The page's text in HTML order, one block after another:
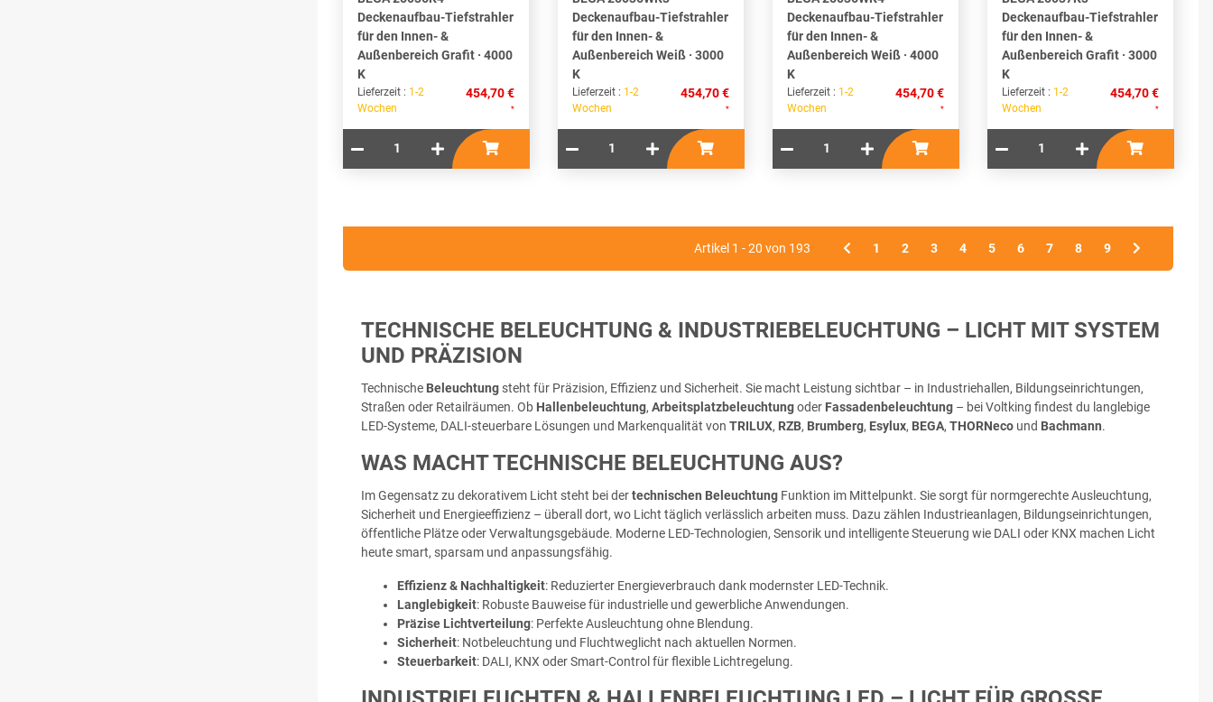
Deckenaufbau-Tiefstrahler
für den Innen- &
Außenbereich Grafit · 4000
K
Lieferzeit : 1-2
Wochen
454,70 €
*
Deckenaufbau-Tiefstrahler
für den Innen- &
Außenbereich Weiß · 3000
K
Lieferzeit : 1-2
Wochen
454,70 €
*
Deckenaufbau-Tiefstrahler
für den Innen- &
Außenbereich Weiß · 4000
K
Lieferzeit : 1-2
Wochen
454,70 €
*
Deckenaufbau-Tiefstrahler
für den Innen- &
Außenbereich Grafit · 3000
K
Lieferzeit : 1-2
Wochen
454,70 €
*
Artikel 1 - 20 von 193 1 2 3 4 5 6 7 8 9
TECHNISCHE BELEUCHTUNG & INDUSTRIEBELEUCHTUNG – LICHT MIT SYSTEM
UND PRÄZISION
Technische Beleuchtung steht für Präzision, Effizienz und Sicherheit. Sie macht Leistung sichtbar – in Industriehallen, Bildungseinrichtungen,
Straßen oder Retailräumen. Ob Hallenbeleuchtung, Arbeitsplatzbeleuchtungoder Fassadenbeleuchtung – bei Voltking findest du langlebige
LED-Systeme, DALI-steuerbare Lösungen und Markenqualität von TRILUX, RZB, Brumberg, Esylux, BEGA, THORNeco und Bachmann.
WAS MACHT TECHNISCHE BELEUCHTUNG AUS?
Im Gegensatz zu dekorativem Licht steht bei dertechnischen Beleuchtung Funktion im Mittelpunkt. Sie sorgt für normgerechte Ausleuchtung,
Sicherheit und Energieeffizienz – überall dort, wo Licht täglich verlässlich arbeiten muss. Dazu zählen Industrieanlagen, Bildungseinrichtungen,
öffentliche Plätze oder Verwaltungsgebäude. Moderne LED-Technologien, Sensorik und intelligente Steuerung wie DALI oder KNX machen Licht
heute smart, sparsam und anpassungsfähig.
Effizienz & Nachhaltigkeit: Reduzierter Energieverbrauch dank modernster LED-Technik.
Langlebigkeit: Robuste Bauweise für industrielle und gewerbliche Anwendungen.
Präzise Lichtverteilung: Perfekte Ausleuchtung ohne Blendung.
Sicherheit: Notbeleuchtung und Fluchtweglicht nach aktuellen Normen.
Steuerbarkeit: DALI, KNX oder Smart-Control für flexible Lichtregelung.